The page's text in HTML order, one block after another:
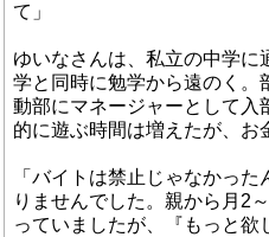
て」
ゆいなさんは、私立の中学に
学と同時に勉学から遠のく。
動部にマネージャーとして入
的に遊ぶ時間は増えたが、お
「バイトは禁止じゃなかっ
りませんでした。親から月2
っていましたが、『もっと欲